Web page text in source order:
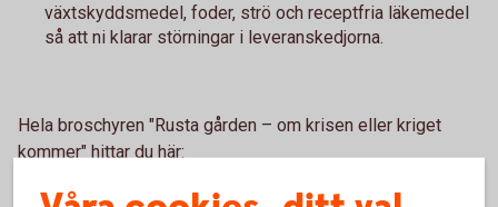
växtskyddsmedel, foder, strö och receptfria läkemedel
så att ni klarar störningar i leveranskedjorna.
Hela broschyren "Rusta gården – om krisen eller kriget
kommer" hittar du här:
Rusta gården – om krisen eller kriget kommer